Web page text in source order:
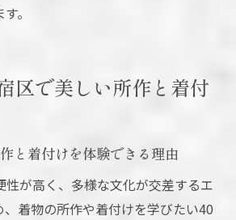
。
区で美しい所作と着付
と着付けを体験できる理由
性が高く、多様な文化が交差するエ
、着物の所作や着付けを学びたい40